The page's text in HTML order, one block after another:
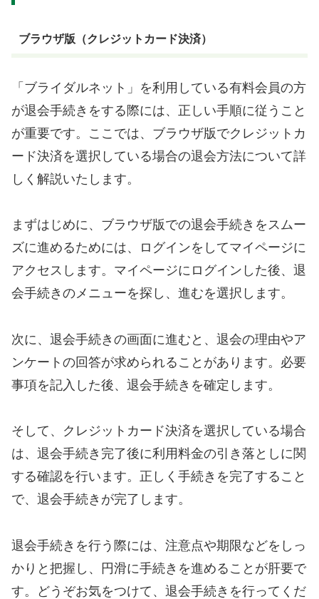
ブラウザ版（クレジットカード決済）
「ブライダルネット」を利用している有料会員の方
が退会手続きをする際には、正しい手順に従うこと
が重要です。ここでは、ブラウザ版でクレジットカ
ード決済を選択している場合の退会方法について詳
しく解説いたします。
まずはじめに、ブラウザ版での退会手続きをスムー
ズに進めるためには、ログインをしてマイページに
アクセスします。マイページにログインした後、退
会手続きのメニューを探し、進むを選択します。
次に、退会手続きの画面に進むと、退会の理由やア
ンケートの回答が求められることがあります。必要
事項を記入した後、退会手続きを確定します。
そして、クレジットカード決済を選択している場合
は、退会手続き完了後に利用料金の引き落としに関
する確認を行います。正しく手続きを完了すること
で、退会手続きが完了します。
退会手続きを行う際には、注意点や期限などをしっ
かりと把握し、円滑に手続きを進めることが肝要で
す。どうぞお気をつけて、退会手続きを行ってくだ